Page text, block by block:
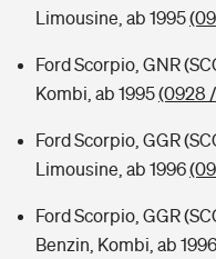
Limousine, ab 1995
Ford Scorpio, GNR
Kombi, ab 1995(0928 /
Ford Scorpio, GGR
Limousine, ab 1996
Ford Scorpio, GGR
Benzin, Kombi, ab 1996